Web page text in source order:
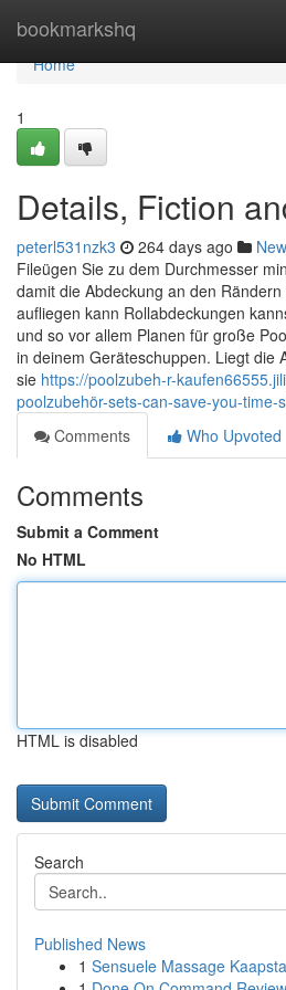
bookmarkshq
Home
Home
1
Details, Fiction
peterl531nzk3 264 days ago
Fileügen Sie zu dem Durchmesser
damit die Abdeckung an den
aufliegen kann Rollabdeckungen
und so vor allem Planen für große
in deinem Geräteschuppen. Liegt die
sie https://poolzubeh-r-
poolzubehör-sets-can-save-you-time-
Comments
Who Upvoted
Comments
Submit a Comment
No HTML
HTML is disabled
Search
Published News
1 Sensuele Massage